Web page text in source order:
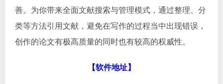
善。为你带来全面文献搜索与管理模式，通过整理、分
类等方法引用文献，避免在写作的过程当中出现错误，
创作的论文有极高质量的同时也有较高的权威性。
【软件地址】